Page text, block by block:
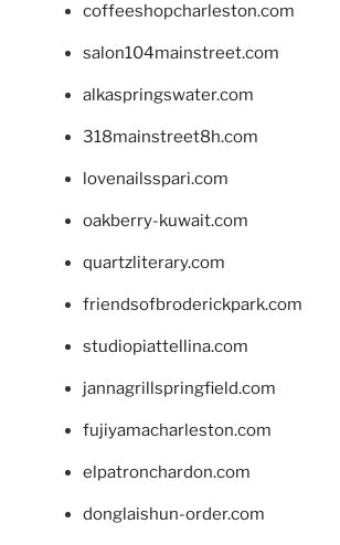
coffeeshopcharleston.com
salon104mainstreet.com
alkaspringswater.com
318mainstreet8h.com
lovenailsspari.com
oakberry-kuwait.com
quartzliterary.com
friendsofbroderickpark.com
studiopiattellina.com
jannagrillspringfield.com
fujiyamacharleston.com
elpatronchardon.com
donglaishun-order.com